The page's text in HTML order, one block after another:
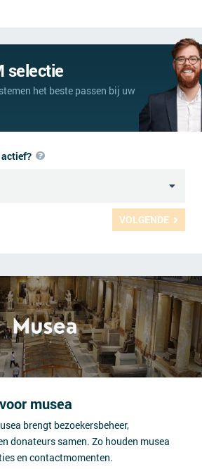
selectie
het beste passen bij uw
VOLGENDE
actief?
musea
brengt bezoekersbeheer,
donateurs samen. Zo houden musea
en contactmomenten.